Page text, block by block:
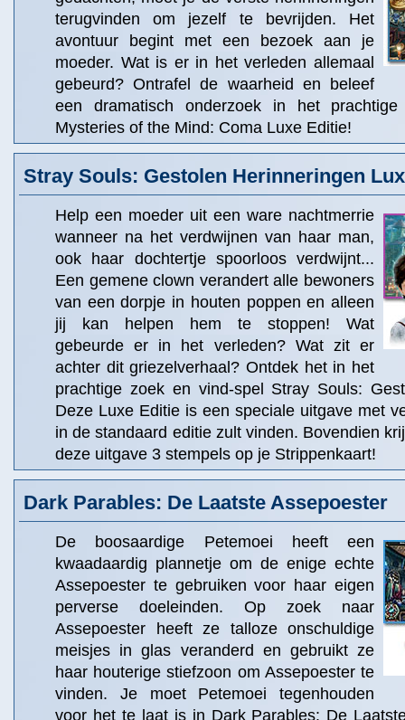
terugvinden om jezelf te bevrijden. Het
avontuur begint met een bezoek aan je
moeder. Wat is er in het verleden allemaal
gebeurd? Ontrafel de waarheid en beleef
een dramatisch onderzoek in het
Mysteries of the Mind: Coma Luxe Editie!
Stray Souls: Gestolen Herinneringen
Help een moeder uit een ware nachtmerrie
wanneer na het verdwijnen van haar man,
ook haar dochtertje spoorloos verdwijnt...
Een gemene clown verandert alle bewoners
van een dorpje in houten poppen en alleen
jij kan helpen hem te stoppen! Wat
gebeurde er in het verleden? Wat zit er
achter dit griezelverhaal? Ontdek het in het
prachtige zoek en vind-spel Stray Souls:
Deze Luxe Editie is een speciale uitgave met
in de standaard editie zult vinden. Bovendien
deze uitgave 3 stempels op je Strippenkaart!
Dark Parables: De Laatste Assepoester
De boosaardige Petemoei heeft een
kwaadaardig plannetje om de enige echte
Assepoester te gebruiken voor haar eigen
perverse doeleinden. Op zoek naar
Assepoester heeft ze talloze onschuldige
meisjes in glas veranderd en gebruikt ze
haar houterige stiefzoon om Assepoester te
vinden. Je moet Petemoei tegenhouden
voor het te laat is in Dark Parables: De